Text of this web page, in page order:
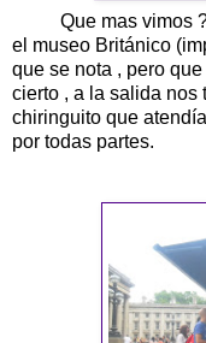
Que mas vimos ?
el museo Británico
que se nota , pero
cierto , a la salida nos
chiringuito que
por todas partes.